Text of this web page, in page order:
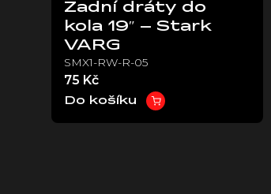
Zadní dráty do
kola 19″ – Stark
VARG
SMX1-RW-R-05
75 Kč
Do košíku